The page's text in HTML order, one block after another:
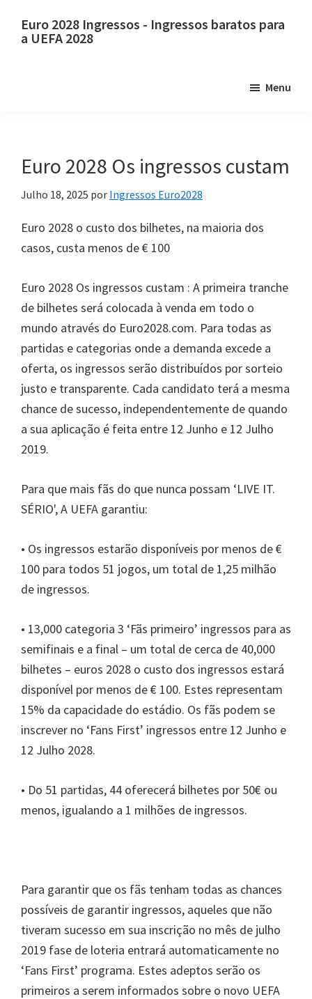
para
paraEuro 2028 Ingressos - Ingressos baratos para
a UEFA 2028
Ingressos
para
o
de
futebol
London,
Manchester,
Cardiff,
Menu
Euro 2028 Os ingressos custam
Julho 18, 2025 por Ingressos Euro2028
Euro 2028 o custo dos bilhetes, na maioria dos
casos, custa menos de € 100
Euro 2028 Os ingressos custam : A primeira tranche
de bilhetes será colocada à venda em todo o
mundo através do Euro2028.com. Para todas as
partidas e categorias onde a demanda excede a
oferta, os ingressos serão distribuídos por sorteio
justo e transparente. Cada candidato terá a mesma
chance de sucesso, independentemente de quando
a sua aplicação é feita entre 12 Junho e 12 Julho
2019.
Para que mais fãs do que nunca possam ‘LIVE IT.
SÉRIO', A UEFA garantiu:
• Os ingressos estarão disponíveis por menos de €
100 para todos 51 jogos, um total de 1,25 milhão
de ingressos.
• 13,000 categoria 3 ‘Fãs primeiro’ ingressos para as
semifinais e a final – um total de cerca de 40,000
bilhetes – euros 2028 o custo dos ingressos estará
disponível por menos de € 100. Estes representam
15% da capacidade do estádio. Os fãs podem se
inscrever no ‘Fans First’ ingressos entre 12 Junho e
12 Julho 2028.
• Do 51 partidas, 44 oferecerá bilhetes por 50€ ou
menos, igualando a 1 milhões de ingressos.
Para garantir que os fãs tenham todas as chances
possíveis de garantir ingressos, aqueles que não
tiveram sucesso em sua inscrição no mês de julho
2019 fase de loteria entrará automaticamente no
‘Fans First’ programa. Estes adeptos serão os
primeiros a serem informados sobre o novo UEFA